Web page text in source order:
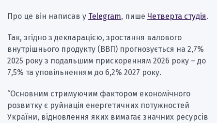
Про це він написав у Telegram, пише Четверта студія.
Так, згідно з декларацією, зростання валового
внутрішнього продукту (ВВП) прогнозується на 2,7%
2025 року з подальшим прискоренням 2026 року – до
7,5% та уповільненням до 6,2% 2027 року.
“Основним стримуючим фактором економічного
розвитку є руйнація енергетичних потужностей
України, відновлення яких вимагає значних ресурсів